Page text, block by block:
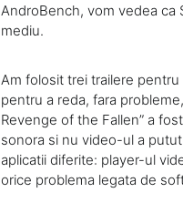
AndroBench, vom vedea ca
mediu.
Am folosit trei trailere
pentru a reda, fara
Revenge of the Fallen” a
sonora si nu video-ul a
aplicatii diferite: player-ul
orice problema legata de